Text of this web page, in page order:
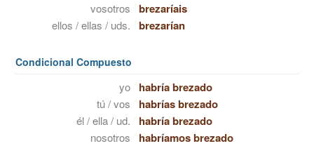
vosotros brezaríais
ellos / ellas / uds. brezarían
Condicional Compuesto
yo habría brezado
tú / vos habrías brezado
él / ella / ud. habría brezado
nosotros habríamos brezado